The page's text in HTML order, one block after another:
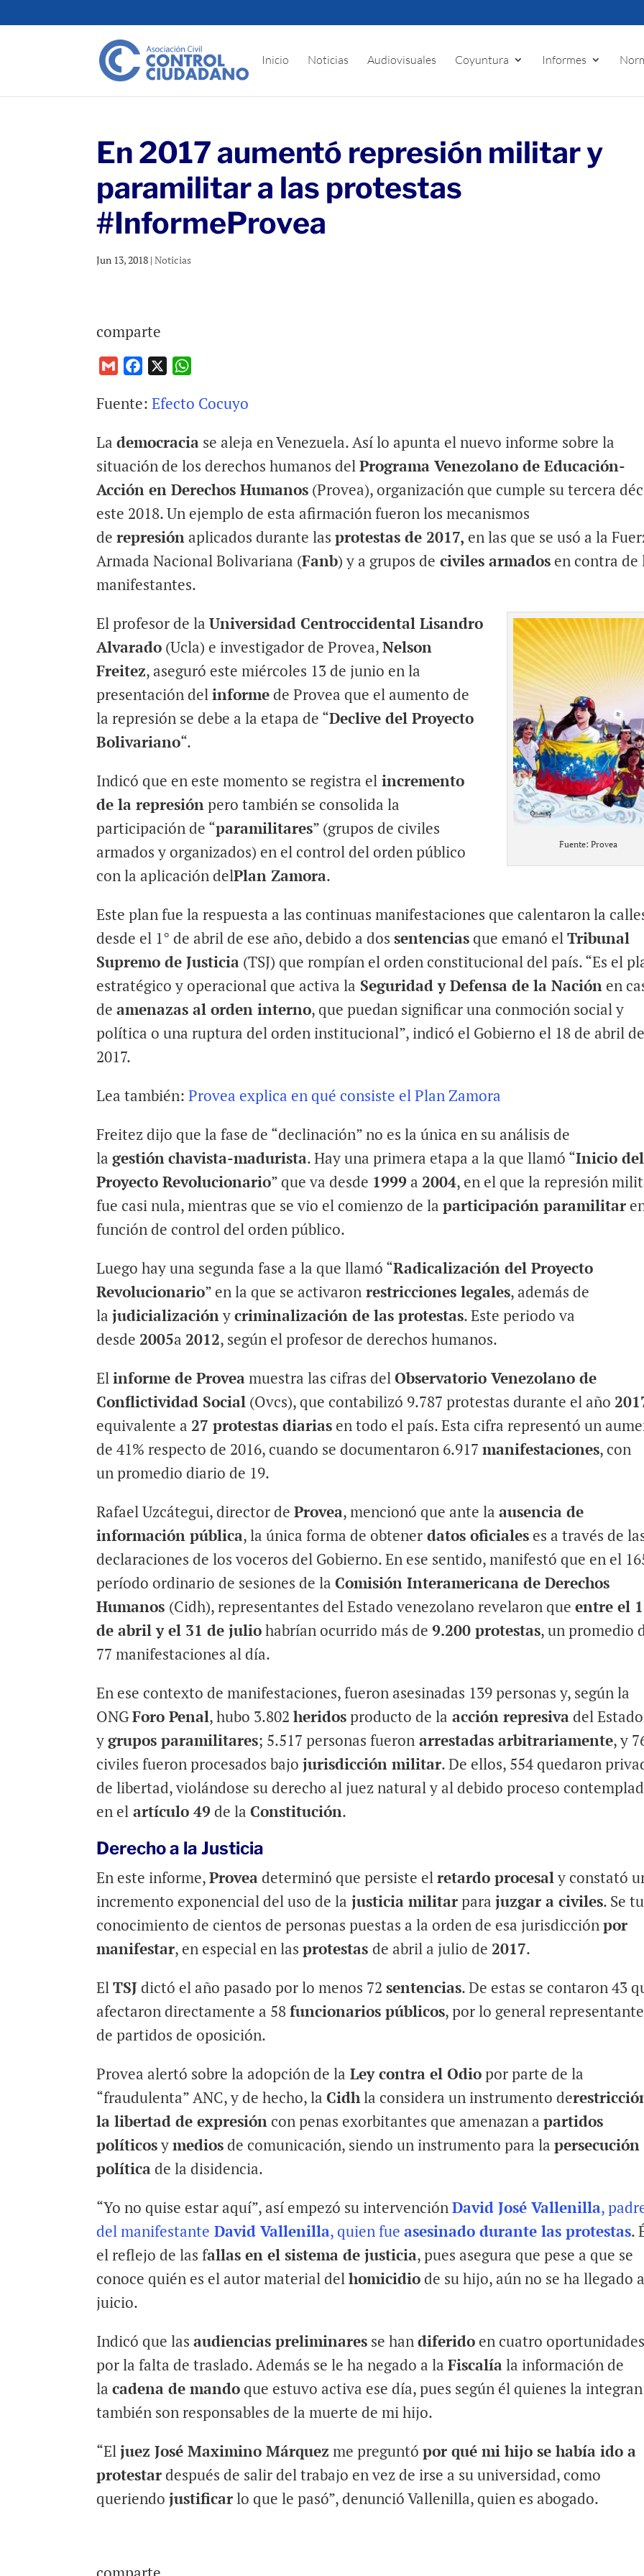
Inicio Noticias Audiovisuales Coyuntura Informes
En 2017 aumentó represión militar y
paramilitar a las protestas
#InformeProvea
Jun 13, 2018 |Noticias
comparte
G
a
l
c
b
o
k
a
s
p
Fuente:Efecto Cocuyo
Lademocracia se aleja en Venezuela. Así lo apunta el nuevo informe sobre la
situación de los derechos humanos delPrograma Venezolano de Educación-
Acción en Derechos Humanos (Provea), organización que cumple su tercera
este 2018. Un ejemplo de esta afirmación fueron los mecanismos
derepresiónaplicados durante lasprotestas de 2017, en las que se usó a la
Armada Nacional Bolivariana (Fanb) y a grupos de civiles armadosen contra de
manifestantes.
Fuente: Provea
El profesor de laUniversidad Centroccidental Lisandro
Alvarado (Ucla) e investigador de Provea,Nelson
Freitez, aseguró este miércoles 13 de junio en la
presentación delinformede Provea que el aumento de
la represión se debe a la etapa de “Declive del Proyecto
Bolivariano“.
Indicó que en este momento se registra el incremento
de la represiónpero también se consolida la
participación de “paramilitares” (grupos de civiles
armados y organizados) en el control del orden público
con la aplicación delPlan Zamora.
Este plan fue la respuesta a las continuas manifestaciones que calentaron la
desde el 1° de abril de ese año, debido a dossentenciasque emanó elTribunal
Supremo de Justicia (TSJ) que rompían el orden constitucional del país. “Es el
estratégico y operacional que activa la Seguridad y Defensa de la Naciónen
deamenazas al orden interno, que puedan significar una conmoción social y
política o una ruptura del orden institucional”, indicó el Gobierno el 18 de abril
2017.
Lea también:Provea explica en qué consiste el Plan Zamora
Freitez dijo que la fase de “declinación” no es la única en su análisis de
lagestiónchavista-madurista. Hay una primera etapa a la que llamó “Inicio del
Proyecto Revolucionario” que va desde 1999a 2004, en el que la represión
fue casi nula, mientras que se vio el comienzo de laparticipación paramilitar
función de control del orden público.
Luego hay una segunda fase a la que llamó “Radicalización del Proyecto
Revolucionario” en la que se activaron restricciones legales, además de
lajudicializaciónycriminalización de las protestas. Este periodo va
desde 2005a 2012, según el profesor de derechos humanos.
Elinforme de Proveamuestra las cifras delObservatorio Venezolano de
Conflictividad Social (Ovcs), que contabilizó 9.787 protestas durante el año
equivalente a 27 protestas diariasen todo el país. Esta cifra representó un
de 41% respecto de 2016, cuando se documentaron 6.917manifestaciones, con
un promedio diario de 19.
Rafael Uzcátegui, director deProvea, mencionó que ante laausencia de
información pública, la única forma de obtener datos oficialeses a través de
declaraciones de los voceros del Gobierno. En ese sentido, manifestó que en el
período ordinario de sesiones de laComisión Interamericana de Derechos
Humanos (Cidh), representantes del Estado venezolano revelaron queentre el
de abril y el 31 de juliohabrían ocurrido más de9.200 protestas, un promedio
77 manifestaciones al día.
En ese contexto de manifestaciones, fueron asesinadas 139 personas y, según la
ONGForo Penal, hubo 3.802heridosproducto de la acción represivadel Estado
ygrupos paramilitares; 5.517 personas fueron arrestadas arbitrariamente, y
civiles fueron procesados bajojurisdicción militar. De ellos, 554 quedaron
de libertad, violándose su derecho al juez natural y al debido proceso
en el artículo 49de laConstitución.
Derecho a la Justicia
En este informe,Proveadeterminó que persiste elretardo procesaly constató
incremento exponencial del uso de la justicia militarparajuzgar a civiles. Se
conocimiento de cientos de personas puestas a la orden de esa jurisdicciónpor
manifestar, en especial en lasprotestasde abril a julio de 2017.
ElTSJ dictó el año pasado por lo menos 72sentencias. De estas se contaron 43
afectaron directamente a 58funcionarios públicos, por lo general
de partidos de oposición.
Provea alertó sobre la adopción de la Ley contra el Odiopor parte de la
“fraudulenta” ANC, y de hecho, laCidhla considera un instrumento de
la libertad de expresióncon penas exorbitantes que amenazan apartidos
políticosymediosde comunicación, siendo un instrumento para lapersecución
políticade la disidencia.
“Yo no quise estar aquí”, así empezó su intervenciónDavid José Vallenilla,
del manifestante David Vallenilla, quien fueasesinado durante las protestas.
el reflejo de las fallas en el sistema de justicia, pues asegura que pese a que se
conoce quién es el autor material delhomicidiode su hijo, aún no se ha llegado
juicio.
Indicó que lasaudiencias preliminares se handiferidoen cuatro
por la falta de traslado. Además se le ha negado a laFiscalíala información de
lacadena de mandoque estuvo activa ese día, pues según él quienes la integran
también son responsables de la muerte de mi hijo.
“Eljuez José Maximino Márquez me preguntópor qué mi hijo se había ido a
protestardespués de salir del trabajo en vez de irse a su universidad, como
queriendojustificarlo que le pasó”, denunció Vallenilla, quien es abogado.